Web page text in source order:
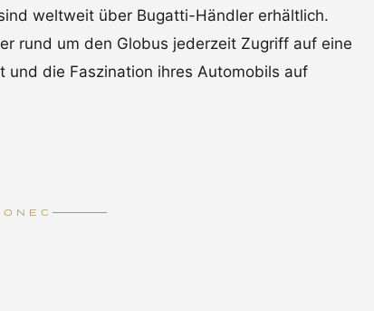
weltweit über Bugatti-Händler erhältlich.
rund um den Globus jederzeit Zugriff auf eine
und die Faszination ihres Automobils auf